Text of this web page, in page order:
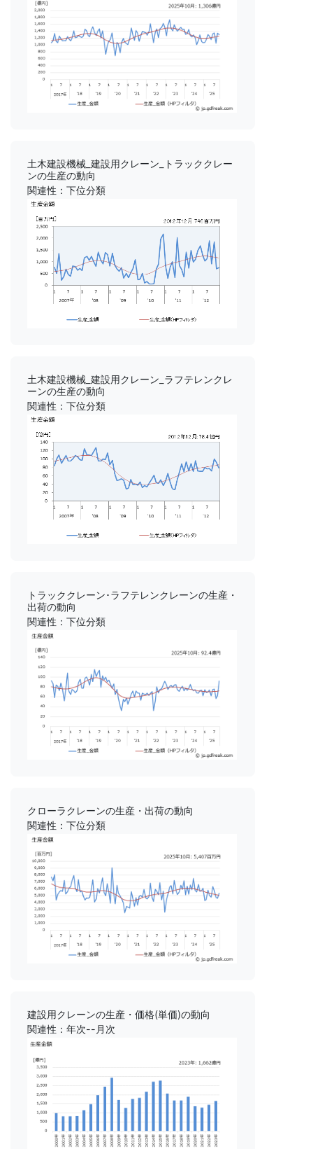
土木建設機械_建設用クレーン_トラッククレー
ンの生産の動向
関連性：下位分類
土木建設機械_建設用クレーン_ラフテレンクレ
ーンの生産の動向
関連性：下位分類
トラッククレーン･ラフテレンクレーンの生産・
出荷の動向
関連性：下位分類
クローラクレーンの生産・出荷の動向
関連性：下位分類
建設用クレーンの生産・価格(単価)の動向
関連性：年次--月次